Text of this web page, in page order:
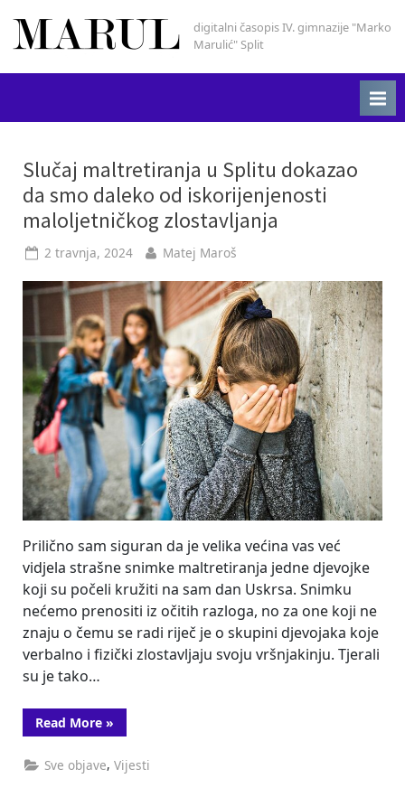
content
Marul
digitalni časopis IV. gimnazije "Marko
Marulić" Split
Oznaka:
nasilje
Slučaj maltretiranja u Splitu dokazao
da smo daleko od iskorijenjenosti
maloljetničkog zlostavljanja
Posted
2 travnja, 2024 By
Matej Maroš
Prilično sam siguran da je velika većina vas već
vidjela strašne snimke maltretiranja jedne djevojke
koji su počeli kružiti na sam dan Uskrsa. Snimku
nećemo prenositi iz očitih razloga, no za one koji ne
znaju o čemu se radi riječ je o skupini djevojaka koje
verbalno i fizički zlostavljaju svoju vršnjakinju. Tjerali
su je tako…
Read More“Slučaj
maltretiranja
Splitu
dokazao
»
Sve objave,Vijesti